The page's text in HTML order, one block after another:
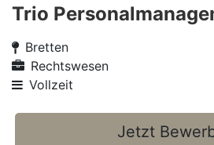
Trio
Bretten
Rechtswesen
Vollzeit
Jetzt